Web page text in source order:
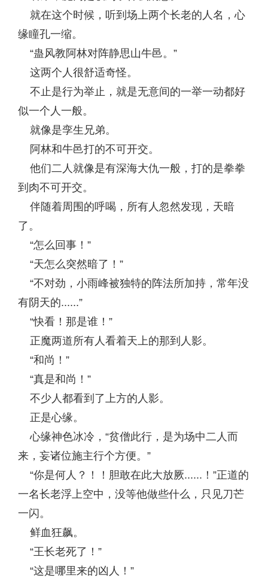
就在这个时候，听到场上两个长老的人名，心
缘瞳孔一缩。
“蛊风教阿林对阵静思山牛邑。”
这两个人很舒适奇怪。
不止是行为举止，就是无意间的一举一动都好
似一个人一般。
就像是孪生兄弟。
阿林和牛邑打的不可开交。
他们二人就像是有深海大仇一般，打的是拳拳
到肉不可开交。
伴随着周围的呼喝，所有人忽然发现，天暗
了。
“怎么回事！”
“天怎么突然暗了！”
“不对劲，小雨峰被独特的阵法所加持，常年没
有阴天的......”
“快看！那是谁！”
正魔两道所有人看着天上的那到人影。
“和尚！”
“真是和尚！”
不少人都看到了上方的人影。
正是心缘。
心缘神色冰冷，“贫僧此行，是为场中二人而
来，妄诸位施主行个方便。”
“你是何人？！！胆敢在此大放厥......！”正道的
一名长老浮上空中，没等他做些什么，只见刀芒
一闪。
鲜血狂飙。
“王长老死了！”
“这是哪里来的凶人！”